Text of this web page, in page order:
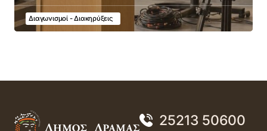
Διαγωνισμοί - Διακηρύξεις
25213 50600